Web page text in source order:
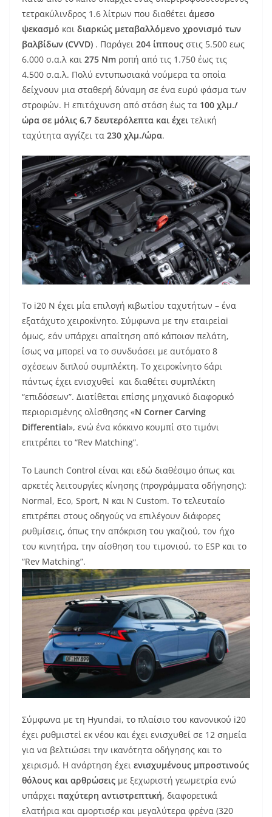
τετρακύλινδρος 1.6 λίτρων που διαθέτει άμεσο
ψεκασμό και διαρκώς μεταβαλλόμενο χρονισμό των
βαλβίδων (CVVD) . Παράγει 204 ίππους στις 5.500 εως
6.000 σ.α.λ και 275 Nm ροπή από τις 1.750 έως τις
4.500 σ.α.λ. Πολύ εντυπωσιακά νούμερα τα οποία
δείχνουν μια σταθερή δύναμη σε ένα ευρύ φάσμα των
στροφών. H επιτάχυνση από στάση έως τα 100 χλμ./
ώρα σε μόλις 6,7 δευτερόλεπτα και έχει τελική
ταχύτητα αγγίζει τα 230 χλμ./ώρα.
Το i20 N έχει μία επιλογή κιβωτίου ταχυτήτων – ένα
εξατάχυτο χειροκίνητο. Σύμφωνα με την εταιρείαi
όμως, εάν υπάρχει απαίτηση από κάποιον πελάτη,
ίσως να μπορεί να το συνδυάσει με αυτόματο 8
σχέσεων διπλού συμπλέκτη. Το χειροκίνητο 6άρι
πάντως έχει ενισχυθεί και διαθέτει συμπλέκτη
“επιδόσεων”. Διατίθεται επίσης μηχανικό διαφορικό
περιορισμένης ολίσθησης «N Corner Carving
Differential», ενώ ένα κόκκινο κουμπί στο τιμόνι
επιτρέπει το “Rev Matching”.
Το Launch Control είναι και εδώ διαθέσιμο όπως και
αρκετές λειτουργίες κίνησης (προγράμματα οδήγησης):
Normal, Eco, Sport, N και N Custom. Το τελευταίο
επιτρέπει στους οδηγούς να επιλέγουν διάφορες
ρυθμίσεις, όπως την απόκριση του γκαζιού, τον ήχο
του κινητήρα, την αίσθηση του τιμονιού, το ESP και το
“Rev Matching”.
Σύμφωνα με τη Hyundai, το πλαίσιο του κανονικού i20
έχει ρυθμιστεί εκ νέου και έχει ενισχυθεί σε 12 σημεία
για να βελτιώσει την ικανότητα οδήγησης και το
χειρισμό. Η ανάρτηση έχει ενισχυμένους μπροστινούς
θόλους και αρθρώσεις με ξεχωριστή γεωμετρία ενώ
υπάρχει παχύτερη αντιστρεπτική, διαφορετικά
ελατήρια και αμορτισέρ και μεγαλύτερα φρένα (320